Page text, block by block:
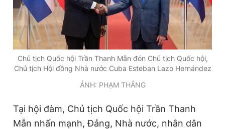
Chủ tịch Quốc hội Trần Thanh Mẫn đón Chủ tịch Quốc hội,
Chủ tịch Hội đồng Nhà nước Cuba Esteban Lazo Hernández
ẢNH: PHẠM THẮNG
Tại hội đàm, Chủ tịch Quốc hội Trần Thanh
Mẫn nhấn mạnh, Đảng, Nhà nước, nhân dân